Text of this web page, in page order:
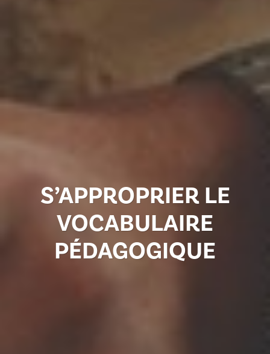
S’APPROPRIER LE
VOCABULAIRE
PÉDAGOGIQUE